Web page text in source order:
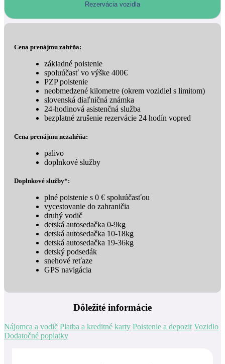
Rezervácia vozidla
Cena prenájmu zahŕňa:
základné poistenie
spoluúčasť vo výške 400€
PZP poistenie
neobmedzené kilometre (okrem vozidiel s limitom)
slovenská diaľničná známka
24-hodinová asistenčná služba
bezplatné zrušenie rezervácie 24 hodín vopred
Cena prenájmu nezahŕňa:
palivo
doplnkové služby
Doplnkové služby*:
plné poistenie s 0 € spoluúčasťou
vycestovanie do zahraničia
druhý vodič
detská autosedačka 0-9kg
detská autosedačka 10-18kg
detská autosedačka 19-36kg
detský podsedák
snehové reťaze
GPS navigácia
Dôležité informácie
Nájomca a vodič Platba a kreditné karty Poistenie a depozit Vozidlo
Dodatočné poplatky